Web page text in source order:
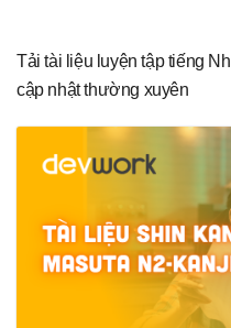
Tải tài liệu luyện tập tiếng
cập nhật thường xuyên